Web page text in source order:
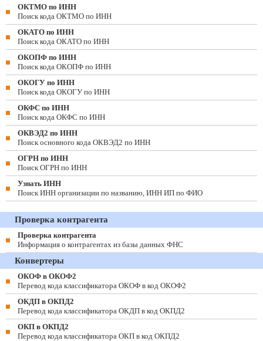
ОКТМО по ИНН
Поиск кода ОКТМО по ИНН
ОКАТО по ИНН
Поиск кода ОКАТО по ИНН
ОКОПФ по ИНН
Поиск кода ОКОПФ по ИНН
ОКОГУ по ИНН
Поиск кода ОКОГУ по ИНН
ОКФС по ИНН
Поиск кода ОКФС по ИНН
ОКВЭД2 по ИНН
Поиск основного кода ОКВЭД2 по ИНН
ОГРН по ИНН
Поиск ОГРН по ИНН
Узнать ИНН
Поиск ИНН организации по названию, ИНН ИП по ФИО
Проверка контрагента
Проверка контрагента
Информация о контрагентах из базы данных ФНС
Конвертеры
ОКОФ в ОКОФ2
Перевод кода классификатора ОКОФ в код ОКОФ2
ОКДП в ОКПД2
Перевод кода классификатора ОКДП в код ОКПД2
ОКП в ОКПД2
Перевод кода классификатора ОКП в код ОКПД2